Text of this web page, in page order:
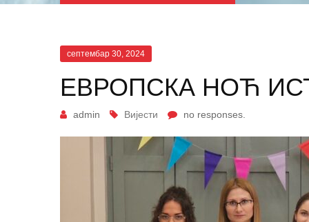
септембар 30, 2024
ЕВРОПСКА НОЋ
admin Вијести no responses.